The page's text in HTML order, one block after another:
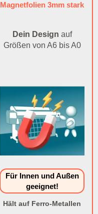
Magnetfolien 3mm stark
Dein Design auf
Größen von A6 bis A0
Für Innen und Außen
geeignet!
Hält auf Ferro-Metallen